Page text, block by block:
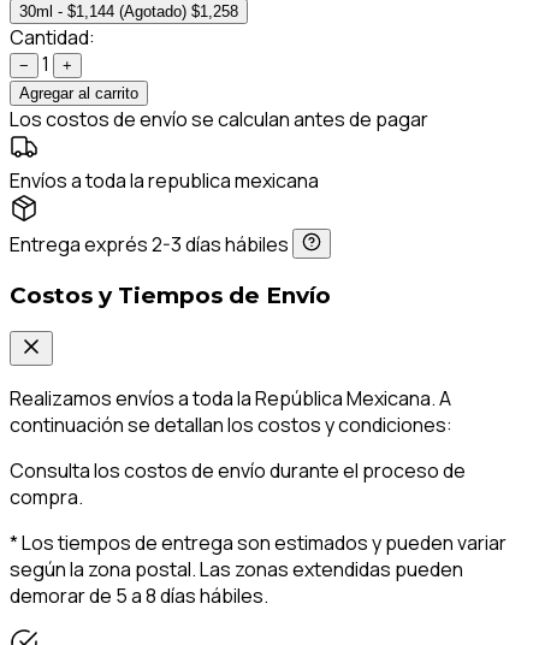
30ml - $1,144 (Agotado) $1,258
Cantidad:
− 1
+
Agregar al carrito
Los costos de envío se calculan antes de pagar
Envíos a toda la republica mexicana
Entrega exprés 2-3 días hábiles
Costos y Tiempos de Envío
Realizamos envíos a toda la República Mexicana. A
continuación se detallan los costos y condiciones:
Consulta los costos de envío durante el proceso de
compra.
* Los tiempos de entrega son estimados y pueden variar
según la zona postal. Las zonas extendidas pueden
demorar de 5 a 8 días hábiles.